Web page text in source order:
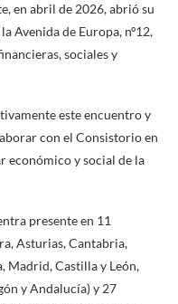
en abril de 2026, abrió su
Avenida de Europa, nº12,
sociales y
este encuentro y
con el Consistorio en
económico y social de la
presente en 11
Asturias, Cantabria,
Madrid, Castilla y León,
y Andalucía) y 27